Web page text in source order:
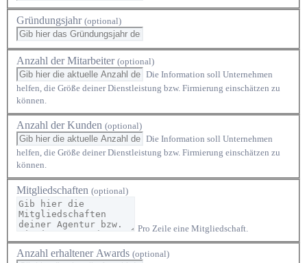
Gründungsjahr (optional)
Anzahl der Mitarbeiter (optional)
Die Information soll Unternehmen
helfen, die Größe deiner Dienstleistung bzw. Firmierung einschätzen zu
können.
Anzahl der Kunden (optional)
Die Information soll Unternehmen
helfen, die Größe deiner Dienstleistung bzw. Firmierung einschätzen zu
können.
Mitgliedschaften (optional)
Pro Zeile eine Mitgliedschaft.
Anzahl erhaltener Awards (optional)